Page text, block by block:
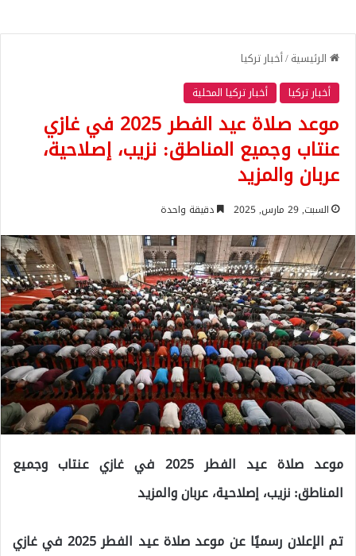
الرئيسية/أخبار تركيا
أخبار تركيا
أخبار تركيا المحلية
موعد صلاة عيد الفطر 2025 في غازي
عنتاب وجميع المناطق: نزيب، إصلاحية،
عربان والمزيد
السبت, 29 مارس, 2025 دقيقة واحدة
موعد صلاة عيد الفطر 2025 في غازي عنتاب وجميع
المناطق: نزيب، إصلاحية، عربان والمزيد
تم الإعلان رسميًا عن موعد صلاة عيد الفطر 2025 في غازي